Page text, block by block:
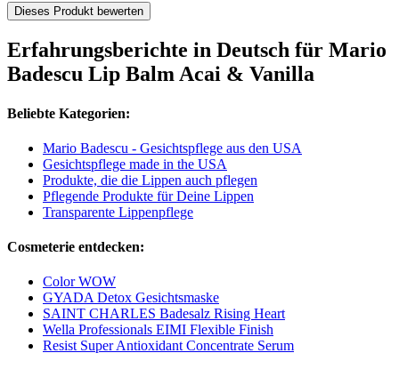
Dieses Produkt bewerten
Erfahrungsberichte in Deutsch für Mario
Badescu Lip Balm Acai & Vanilla
Beliebte Kategorien:
Mario Badescu - Gesichtspflege aus den USA
Gesichtspflege made in the USA
Produkte, die die Lippen auch pflegen
Pflegende Produkte für Deine Lippen
Transparente Lippenpflege
Cosmeterie entdecken:
Color WOW
GYADA Detox Gesichtsmaske
SAINT CHARLES Badesalz Rising Heart
Wella Professionals EIMI Flexible Finish
Resist Super Antioxidant Concentrate Serum